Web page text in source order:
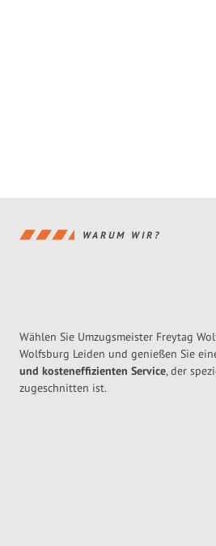
WARUM WIR?
Wählen Sie Umzugsmeister Freytag
Wolfsburg Leiden und genießen Sie
und kosteneffizienten Service, der
zugeschnitten ist.